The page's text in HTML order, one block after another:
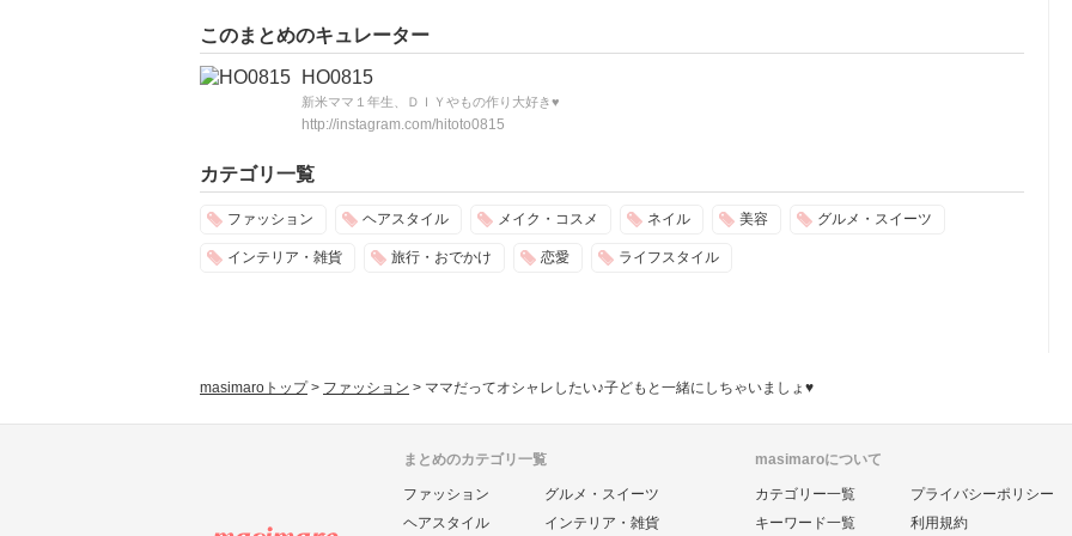
このまとめのキュレーター
HO0815
新米ママ１年生、ＤＩＹやもの作り大好き♥
http://instagram.com/hitoto0815
カテゴリ一覧
ファッション ヘアスタイル メイク・コスメ ネイル 美容 グルメ・スイーツ
インテリア・雑貨 旅行・おでかけ 恋愛 ライフスタイル
masimaroトップ> ファッション > ママだってオシャレしたい♪子どもと一緒にしちゃいましょ♥
まとめのカテゴリ一覧
ファッション
ヘアスタイル
グルメ・スイーツ
インテリア・雑貨
masimaroについて
カテゴリー一覧
キーワード一覧
プライバシーポリシー
利用規約